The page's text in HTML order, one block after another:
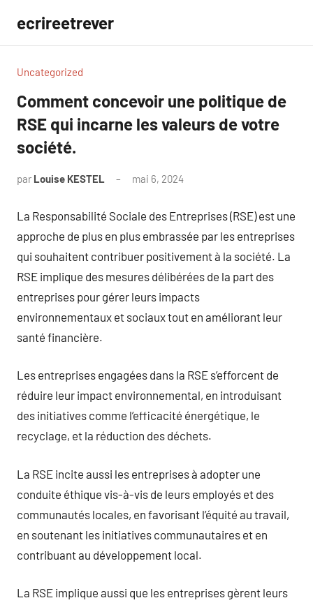
contenu
ecrireetrever
Uncategorized
Comment concevoir une politique de
RSE qui incarne les valeurs de votre
société.
par Louise KESTEL mai 6, 2024
La Responsabilité Sociale des Entreprises (RSE) est une
approche de plus en plus embrassée par les entreprises
qui souhaitent contribuer positivement à la société. La
RSE implique des mesures délibérées de la part des
entreprises pour gérer leurs impacts
environnementaux et sociaux tout en améliorant leur
santé financière.
Les entreprises engagées dans la RSE s’efforcent de
réduire leur impact environnemental, en introduisant
des initiatives comme l’efficacité énergétique, le
recyclage, et la réduction des déchets.
La RSE incite aussi les entreprises à adopter une
conduite éthique vis-à-vis de leurs employés et des
communautés locales, en favorisant l’équité au travail,
en soutenant les initiatives communautaires et en
contribuant au développement local.
La RSE implique aussi que les entreprises gèrent leurs